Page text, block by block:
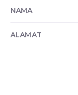
NAMA
ALAMAT